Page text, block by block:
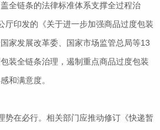
全链条的法律标准体系支撑全过程治
厅印发的《关于进一步加强商品过度包装
家发展改革委、国家市场监管总局等13
装全链条治理，遏制重点商品过度包装
和满意度。
在必行。相关部门应推动修订《快递暂